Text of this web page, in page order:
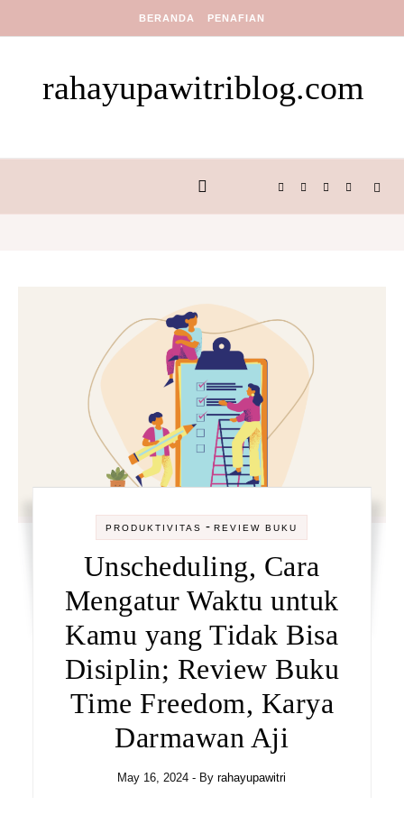
BERANDA PENAFIAN
rahayupawitriblog.com
PRODUKTIVITAS -REVIEW BUKU
Unscheduling, Cara
Mengatur Waktu untuk
Kamu yang Tidak Bisa
Disiplin; Review Buku
Time Freedom, Karya
Darmawan Aji
May 16, 2024 - Byrahayupawitri